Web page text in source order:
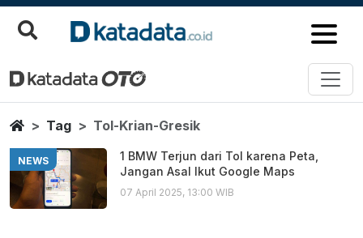
Tol Krian Gresik
Berita Terbaru
HomeTag Tol-Krian-Gresik
NEWS
1 BMW Terjun dari Tol karena Peta,
Jangan Asal Ikut Google Maps
07 April 2025, 13:00 WIB